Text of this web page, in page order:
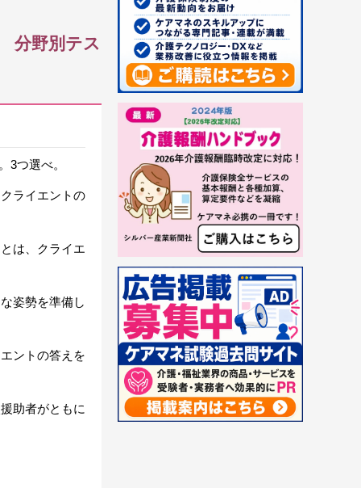
分野別テス
3つ選べ。
ライエントの
は、クライエ
姿勢を準備し
ントの答えを
助者がともに